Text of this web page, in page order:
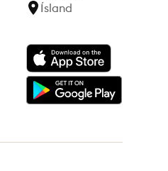
Ísland